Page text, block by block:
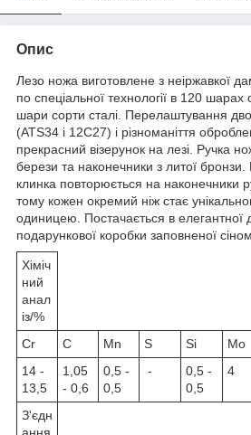
Опис
Лезо ножа виготовлене з неіржавкої
по спеціальної технології в 120 шарах
шари сорти сталі. Перелаштування
(ATS34 і 12C27) і різноманіття
прекрасний візерунок на лезі. Ручка
берези та наконечники з литої бронзи.
клинка повторюється на наконечники
тому кожен окремий ніж стає
одиницею. Постачається в елегантної
подарункової коробки заповненої сіном.
Хіміч
ний
анал
із/%
Cr
C Mn S Si Mo
14 -
13,5
1,05
- 0,6
0,5 -
0,5
-
0,5 -
0,5
4
З'єдн
ання